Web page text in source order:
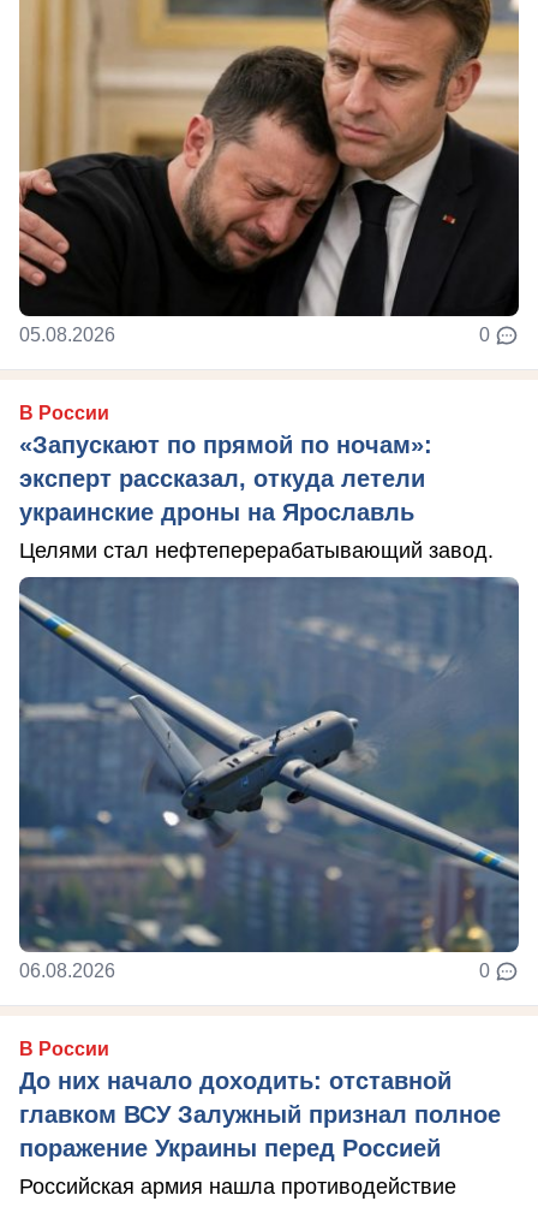
05.08.2026 0
В России
«Запускают по прямой по ночам»:
эксперт рассказал, откуда летели
украинские дроны на Ярославль
Целями стал нефтеперерабатывающий завод.
06.08.2026 0
В России
До них начало доходить: отставной
главком ВСУ Залужный признал полное
поражение Украины перед Россией
Российская армия нашла противодействие